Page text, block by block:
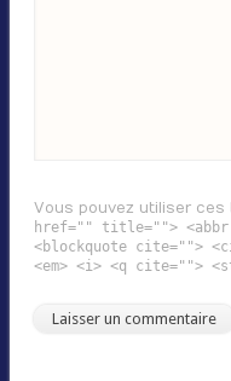
Vous pouvez utiliser
href="" title="">
<blockquote cite="">
<em> <i> <q cite="">